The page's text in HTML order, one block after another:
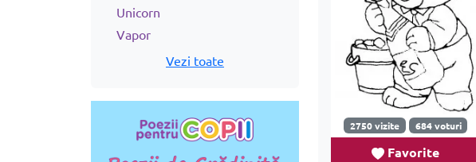
Unicorn
Vapor
Vezi toate
2750 vizite 684 voturi
Favorite